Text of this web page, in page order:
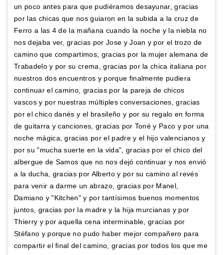
un poco antes para que pudiéramos desayunar, gracias
por las chicas que nos guiaron en la subida a la cruz de
Ferro a las 4 de la mañana cuando la noche y la niebla no
nos dejaba ver, gracias por Jose y Joan y por el trozo de
camino que compartimos, gracias por la mujer alemana de
Trabadelo y por su crema, gracias por la chica italiana por
nuestros dos encuentros y porque finalmente pudiera
continuar el camino, gracias por la pareja de chicos
vascos y por nuestras múltiples conversaciones, gracias
por el chico danés y el brasileño y por su regalo en forma
de guitarra y canciones, gracias por Toné y Paco y por una
noche mágica, gracias por el padre y el hijo valencianos y
por su "mucha suerte en la vida", gracias por el chico del
albergue de Samos que no nos dejó continuar y nos envió
a la ducha, gracias por Alberto y por su camino al revés
para venir a darme un abrazo, gracias por Manel,
Damiano y "Kitchen" y por tantísimos buenos momentos
juntos, gracias por la madre y la hija murcianas y por
Thierry y por aquella cena interminable, gracias por
Stéfano y porque no pudo haber mejor compañero para
compartir el final del camino, gracias por todos los que me